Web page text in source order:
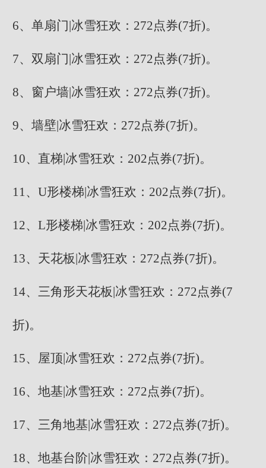
6、单扇门|冰雪狂欢：272点券(7折)。
7、双扇门|冰雪狂欢：272点券(7折)。
8、窗户墙|冰雪狂欢：272点券(7折)。
9、墙壁|冰雪狂欢：272点券(7折)。
10、直梯|冰雪狂欢：202点券(7折)。
11、U形楼梯|冰雪狂欢：202点券(7折)。
12、L形楼梯|冰雪狂欢：202点券(7折)。
13、天花板|冰雪狂欢：272点券(7折)。
14、三角形天花板|冰雪狂欢：272点券(7
折)。
15、屋顶|冰雪狂欢：272点券(7折)。
16、地基|冰雪狂欢：272点券(7折)。
17、三角地基|冰雪狂欢：272点券(7折)。
18、地基台阶|冰雪狂欢：272点券(7折)。